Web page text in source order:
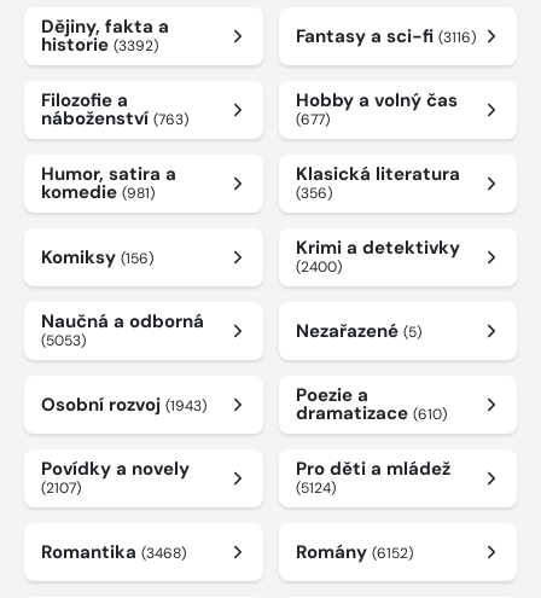
Dějiny, fakta a
historie (3392) Fantasy a sci-fi (3116)
Filozofie a
náboženství (763)
Hobby a volný čas
(677)
Humor, satira a
komedie (981)
Klasická literatura
(356)
Komiksy (156) Krimi a detektivky
(2400)
Naučná a odborná
(5053) Nezařazené (5)
Osobní rozvoj (1943) Poezie a
dramatizace (610)
Povídky a novely
(2107)
Pro děti a mládež
(5124)
Romantika (3468) Romány (6152)